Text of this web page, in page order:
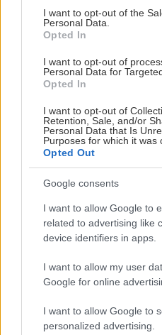
consent section.
I want to opt-out of the
Personal Data.
Opted In
I want to opt-out of
Personal Data for
Opted In
I want to opt-out of
Retention, Sale, and/or
Personal Data that Is
Purposes for which it was
Opted Out
Google consents
I want to allow Google to
related to advertising like
device identifiers in apps.
I want to allow my user
Google for online
I want to allow Google to
personalized advertising.
Han trekker særlig fram alle
gjennom hockeyen.
Ishockey er en fantastisk
på en helt spesiell måte. Å
Trondheim har vært et
være, en hockeyby.
Flest kamper i
Siden debuten som 16-
Ole Christian vært en sentral
for å få trøndersk ishockey
Gjennom ti sesonger på A-
hardt arbeid, lojalitet og en
og hockeymiljøet i
Med 272 offisielle kamper
kamper i Nidaros-drakten